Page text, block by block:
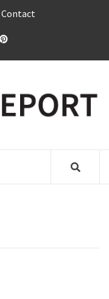
Contact
Pinterest